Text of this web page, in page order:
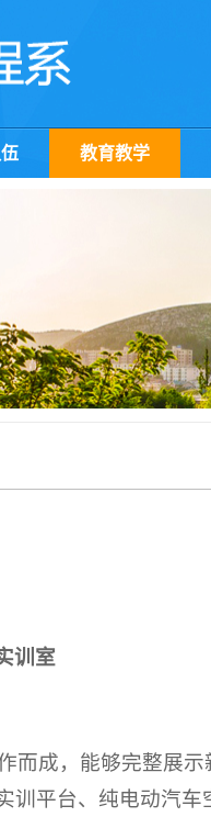
教育教学
训室
而成，能够完整展
训平台、纯电动汽